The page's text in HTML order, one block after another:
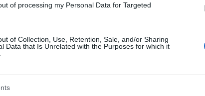
of processing my Personal Data for Targeted
of Collection, Use, Retention, Sale, and/or Sharing
Data that Is Unrelated with the Purposes for which it